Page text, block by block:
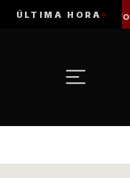
ÚLTIMA HORA
técnico y